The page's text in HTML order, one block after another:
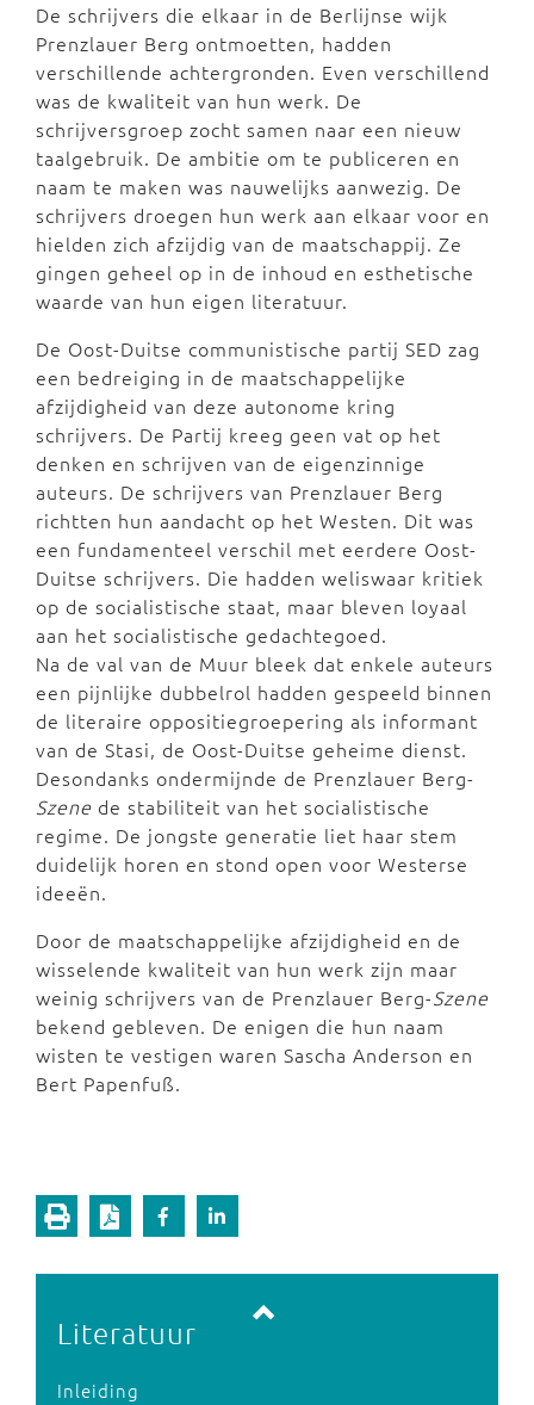
De schrijvers die elkaar in de Berlijnse wijk
Prenzlauer Berg ontmoetten, hadden
verschillende achtergronden. Even verschillend
was de kwaliteit van hun werk. De
schrijversgroep zocht samen naar een nieuw
taalgebruik. De ambitie om te publiceren en
naam te maken was nauwelijks aanwezig. De
schrijvers droegen hun werk aan elkaar voor en
hielden zich afzijdig van de maatschappij. Ze
gingen geheel op in de inhoud en esthetische
waarde van hun eigen literatuur.
De Oost-Duitse communistische partij SED zag
een bedreiging in de maatschappelijke
afzijdigheid van deze autonome kring
schrijvers. De Partij kreeg geen vat op het
denken en schrijven van de eigenzinnige
auteurs. De schrijvers van Prenzlauer Berg
richtten hun aandacht op het Westen. Dit was
een fundamenteel verschil met eerdere Oost-
Duitse schrijvers. Die hadden weliswaar kritiek
op de socialistische staat, maar bleven loyaal
aan het socialistische gedachtegoed.
Na de val van de Muur bleek dat enkele auteurs
een pijnlijke dubbelrol hadden gespeeld binnen
de literaire oppositiegroepering als informant
van de Stasi, de Oost-Duitse geheime dienst.
Desondanks ondermijnde de Prenzlauer Berg-
Szene de stabiliteit van het socialistische
regime. De jongste generatie liet haar stem
duidelijk horen en stond open voor Westerse
ideeën.
Door de maatschappelijke afzijdigheid en de
wisselende kwaliteit van hun werk zijn maar
weinig schrijvers van de Prenzlauer Berg-Szene
bekend gebleven. De enigen die hun naam
wisten te vestigen waren Sascha Anderson en
Bert Papenfuß.
Literatuur
Inleiding